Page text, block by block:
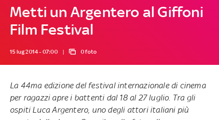
Metti un Argentero al Giffoni
Film Festival
15 lug 2014 - 07:00 0 foto
La 44ma edizione del festival internazionale di cinema
per ragazzi apre i battenti dal 18 al 27 luglio. Tra gli
ospiti Luca Argentero, uno degli attori italiani più